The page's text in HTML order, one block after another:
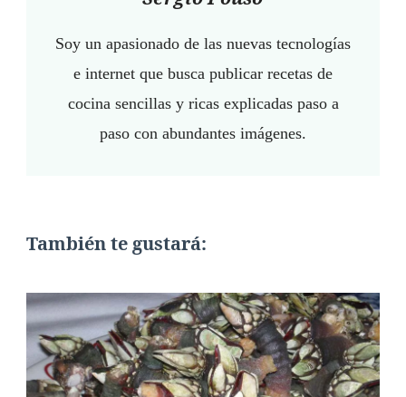
Soy un apasionado de las nuevas tecnologías
e internet que busca publicar recetas de
cocina sencillas y ricas explicadas paso a
paso con abundantes imágenes.
También te gustará: